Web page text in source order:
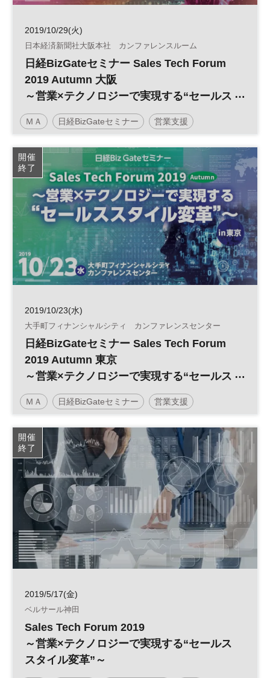
2019/10/29(火)
日本経済新聞社大阪本社 カンファレンスルーム
日経BizGateセミナー Sales Tech Forum
2019 Autumn 大阪
～営業×テクノロジーで実現する“セールス
スタイル変革”～
ＭＡ 日経BizGateセミナー 営業支援
マーケティング 営業 Sales Tech
ビジネスチャット
開催
終了
2019/10/23(水)
大手町フィナンシャルシティ カンファレンスセンター
日経BizGateセミナー Sales Tech Forum
2019 Autumn 東京
～営業×テクノロジーで実現する“セールス
スタイル変革”～
ＭＡ 日経BizGateセミナー 営業支援
マーケティング 営業 Sales Tech
ビジネスチャット インサイドセールス
開催
終了
2019/5/17(金)
ベルサール神田
Sales Tech Forum 2019
～営業×テクノロジーで実現する“セールス
スタイル変革”～